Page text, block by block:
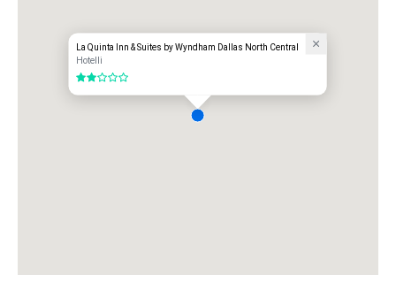
La Quinta Inn & Suites by Wyndham Dallas North Central
Hotelli
2 / 5